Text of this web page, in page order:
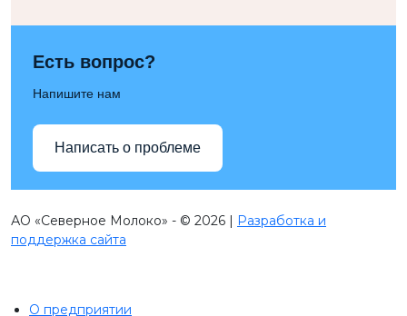
Есть вопрос?
Напишите нам
Написать о проблеме
АО «Северное Молоко» - © 2026 | Разработка и
поддержка сайта
О предприятии